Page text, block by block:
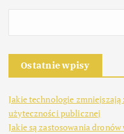
Ostatnie wpisy
Jakie technologie
użyteczności publicznej
Jakie są zastosowania